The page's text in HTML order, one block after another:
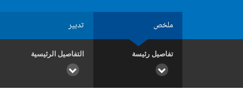
ملخص تدبير
تفاصيل رئيسة التفاصيل الرئيسية